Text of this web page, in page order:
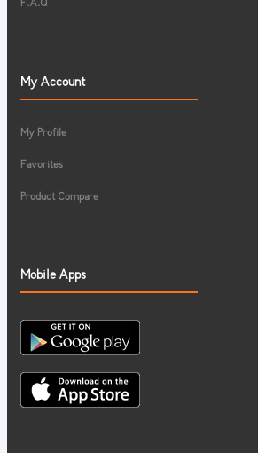
F.A.Q
My Account
My Profile
Favorites
Product Compare
Mobile Apps